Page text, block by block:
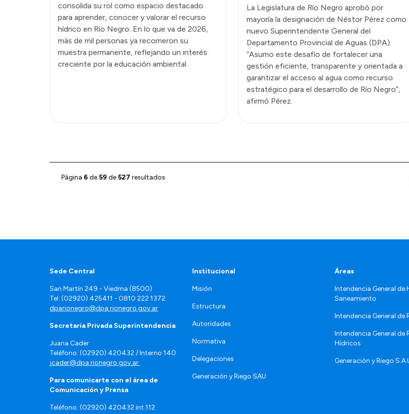
consolida su rol como espacio destacado
para aprender, conocer y valorar el recurso
hídrico en Río Negro. En lo que va de 2026,
más de mil personas ya recorrieron su
muestra permanente, reflejando un interés
creciente por la educación ambiental.
La Legislatura de Río Negro aprobó por
mayoría la designación de Néstor Pérez como
nuevo Superintendente General del
Departamento Provincial de Aguas (DPA).
“Asumo este desafío de fortalecer una
gestión eficiente, transparente y orientada a
garantizar el acceso al agua como recurso
estratégico para el desarrollo de Río Negro”,
afirmó Pérez.
Página 6 de 59 de 527 resultados
Sede Central
San Martín 249 - Viedma (8500)
Tel: (02920) 425411 - 0810 222 1372
dparionegro@dpa.rionegro.gov.ar
Secretaría Privada Superintendencia
Juana Cader
Teléfono: (02920) 420432 / Interno 140
jcader@dpa.rionegro.gov.ar
Para comunicarte con el área de
Comunicación y Prensa
Teléfono: (02920) 420432 int.112
Institucional
Misión
Estructura
Autoridades
Normativa
Delegaciones
Generación y Riego SAU
Áreas
Intendencia General de
Saneamiento
Intendencia General de
Intendencia General de
Hídricos
Generación y Riego